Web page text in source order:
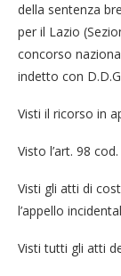
della sentenza
per il Lazio
concorso
indetto con
Visti il ricorso in
Visto l’art. 98
Visti gli atti di
l’appello
Visti tutti gli atti